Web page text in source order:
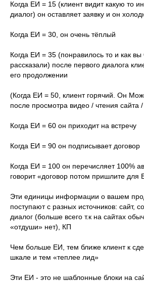
Когда ЕИ = 15 (клиент видит какую то
диалог) он оставляет заявку и он
Когда ЕИ = 30, он очень тёплый
Когда ЕИ = 35 (понравилось то и как вы
рассказали) после первого диалога
его продолжении
(Когда ЕИ = 50, клиент горячий. Он
после просмотра видео / чтения сайта
Когда ЕИ = 60 он приходит на встречу
Когда ЕИ = 90 он подписывает договор
Когда ЕИ = 100 он перечисляет 100%
говорит «договор потом пришлите для
Эти единицы информации о вашем
поступают с разных источников: сайт,
диалог (больше всего т.к на сайтах
«отдуши» нет), КП
Чем больше ЕИ, тем ближе клиент к
шкале и тем «теплее лид»
Эти ЕИ - это не шаблонные блоки на